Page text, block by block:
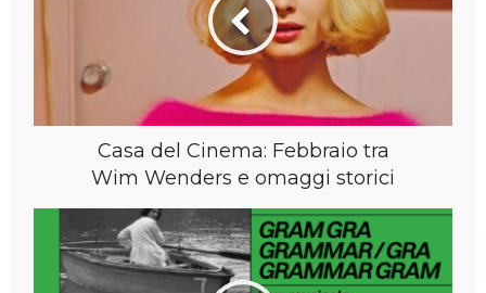
Casa del Cinema: Febbraio tra
Wim Wenders e omaggi storici